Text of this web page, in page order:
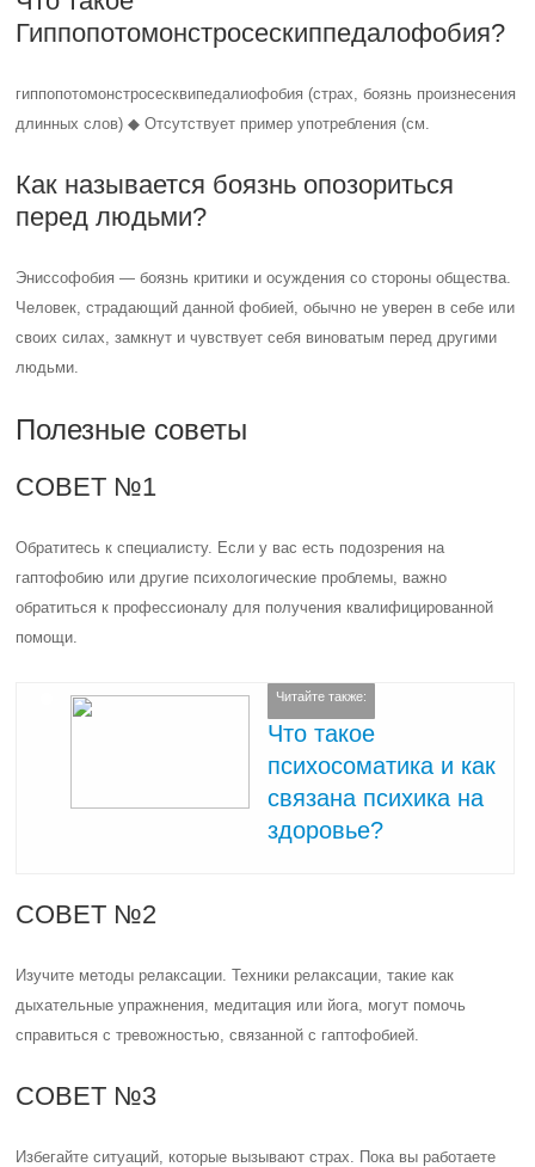
Гиппопотомонстросескиппедалофобия?
гиппопотомонстросесквипедалиофобия (страх, боязнь произнесения
длинных слов) ◆ Отсутствует пример употребления (см.
Как называется боязнь опозориться
перед людьми?
Эниссофобия — боязнь критики и осуждения со стороны общества.
Человек, страдающий данной фобией, обычно не уверен в себе или
своих силах, замкнут и чувствует себя виноватым перед другими
людьми.
Полезные советы
СОВЕТ №1
Обратитесь к специалисту. Если у вас есть подозрения на
гаптофобию или другие психологические проблемы, важно
обратиться к профессионалу для получения квалифицированной
помощи.
Читайте также:
Что такое
психосоматика и как
связана психика на
здоровье?
СОВЕТ №2
Изучите методы релаксации. Техники релаксации, такие как
дыхательные упражнения, медитация или йога, могут помочь
справиться с тревожностью, связанной с гаптофобией.
СОВЕТ №3
Избегайте ситуаций, которые вызывают страх. Пока вы работаете